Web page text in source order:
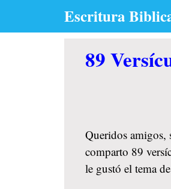
Escritura
89
Queridos amigos,
comparto 89
le gustó el tema